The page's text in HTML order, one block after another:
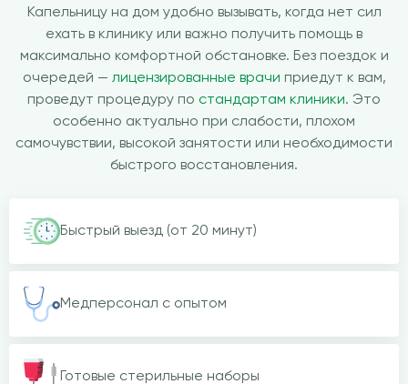
Капельницу на дом удобно вызывать, когда нет сил
ехать в клинику или важно получить помощь в
максимально комфортной обстановке. Без поездок и
очередей — лицензированные врачи приедут к вам,
проведут процедуру по стандартам клиники. Это
особенно актуально при слабости, плохом
самочувствии, высокой занятости или необходимости
быстрого восстановления.
Быстрый выезд (от 20 минут)
Медперсонал с опытом
Готовые стерильные наборы